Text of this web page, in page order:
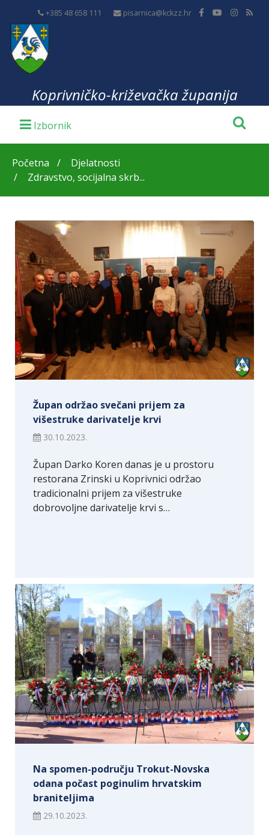
+385 48 658 111 pisarnica@kckzz.hr
Koprivničko-križevačka županija
Početna
Djelatnosti
Zdravstvo, socijalna skrb...
Župan održao svečani prijem za
višestruke darivatelje krvi
30.10.2023.
Župan Darko Koren danas je u prostoru
restorana Zrinski u Koprivnici održao
tradicionalni prijem za višestruke
dobrovoljne darivatelje krvi s…
Na spomen-području Trokut-Novska
odana počast poginulim hrvatskim
braniteljima
29.10.2023.